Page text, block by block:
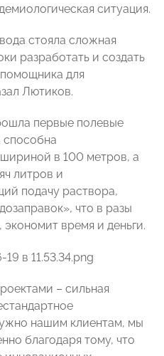
ситуация.
стояла сложная
разработать и создать
для
Лютиков.
первые полевые
в 100 метров, а
литров и
подачу раствора,
что в разы
время и деньги.
– сильная
нашим клиентам, мы
благодаря тому, что